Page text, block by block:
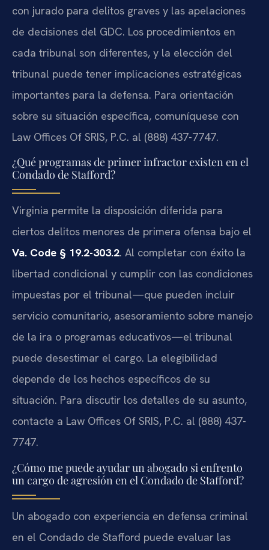
con jurado para delitos graves y las apelaciones
de decisiones del GDC. Los procedimientos en
cada tribunal son diferentes, y la elección del
tribunal puede tener implicaciones estratégicas
importantes para la defensa. Para orientación
sobre su situación específica, comuníquese con
Law Offices Of SRIS, P.C. al (888) 437-7747.
¿Qué programas de primer infractor existen en el
Condado de Stafford?
Virginia permite la disposición diferida para
ciertos delitos menores de primera ofensa bajo el
Va. Code § 19.2-303.2. Al completar con éxito la
libertad condicional y cumplir con las condiciones
impuestas por el tribunal—que pueden incluir
servicio comunitario, asesoramiento sobre manejo
de la ira o programas educativos—el tribunal
puede desestimar el cargo. La elegibilidad
depende de los hechos específicos de su
situación. Para discutir los detalles de su asunto,
contacte a Law Offices Of SRIS, P.C. al (888) 437-
7747.
¿Cómo me puede ayudar un abogado si enfrento
un cargo de agresión en el Condado de Stafford?
Un abogado con experiencia en defensa criminal
en el Condado de Stafford puede evaluar las